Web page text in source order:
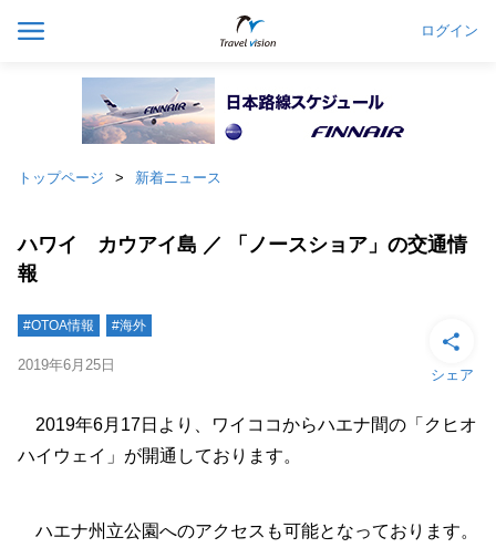
ログイン
トップページ 新着ニュース
ハワイ カウアイ島 ／ 「ノースショア」の交通情
報
#OTOA情報 #海外
2019年6月25日
シェア
2019年6月17日より、ワイココからハエナ間の「クヒオ
ハイウェイ」が開通しております。
ハエナ州立公園へのアクセスも可能となっております。